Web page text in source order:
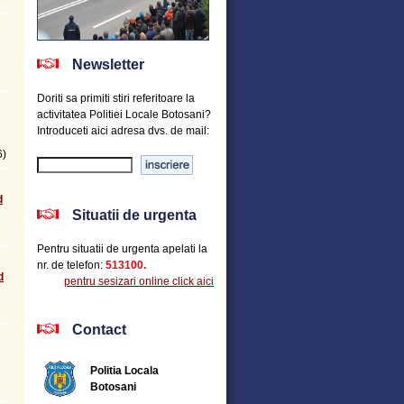
Newsletter
Doriti sa primiti stiri referitoare la
activitatea Politiei Locale Botosani?
Introduceti aici adresa dvs. de mail:
Situatii de urgenta
Pentru situatii de urgenta apelati la
nr. de telefon: 513100.
pentru sesizari online click aici
Contact
Politia Locala
Botosani